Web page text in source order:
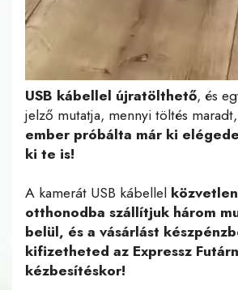
USB kábellel újratölthető, és
jelző mutatja, mennyi töltés maradt,
ember próbálta már ki
ki te is!
A kamerát USB kábellel
otthonodba szállítjuk három
belül, és a vásárlást
kifizetheted az Expressz
kézbesítéskor!